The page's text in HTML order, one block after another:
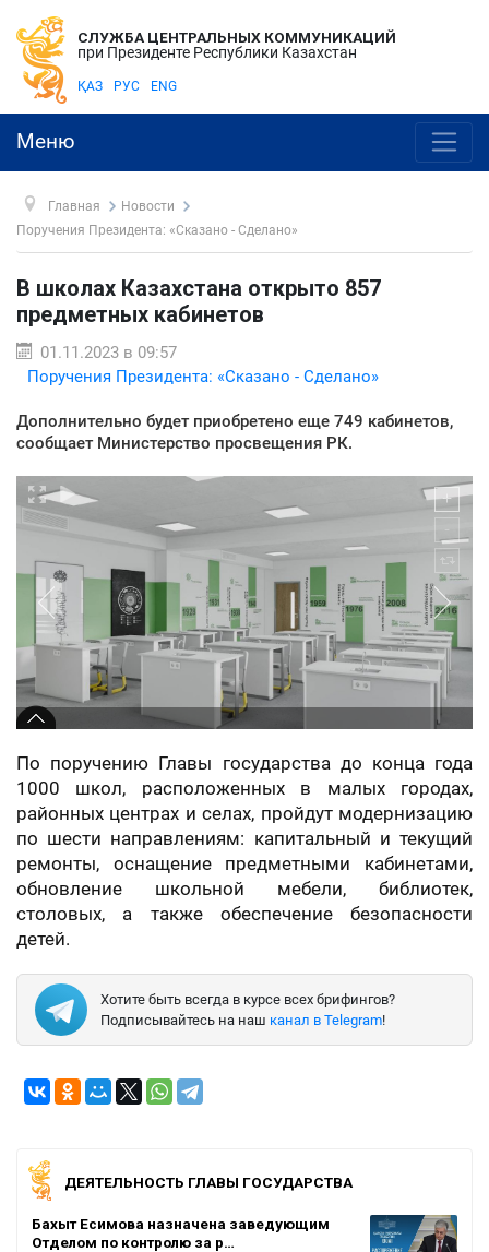
СЛУЖБА ЦЕНТРАЛЬНЫХ КОММУНИКАЦИЙ
при Президенте Республики Казахстан
ҚАЗ РУС ENG
Меню
Главная
Новости
Поручения Президента: «Сказано - Сделано»
В школах Казахстана открыто 857
предметных кабинетов
01.11.2023 в 09:57
Поручения Президента: «Сказано - Сделано»
Дополнительно будет приобретено еще 749 кабинетов,
сообщает Министерство просвещения РК.
По поручению Главы государства до конца года
1000 школ, расположенных в малых городах,
районных центрах и селах, пройдут модернизацию
по шести направлениям: капитальный и текущий
ремонты, оснащение предметными кабинетами,
обновление школьной мебели, библиотек,
столовых, а также обеспечение безопасности
детей.
Хотите быть всегда в курсе всех брифингов?
Подписывайтесь на наш канал в Telegram!
ДЕЯТЕЛЬНОСТЬ ГЛАВЫ ГОСУДАРСТВА
Бахыт Есимова назначена заведующим
Отделом по контролю за р…